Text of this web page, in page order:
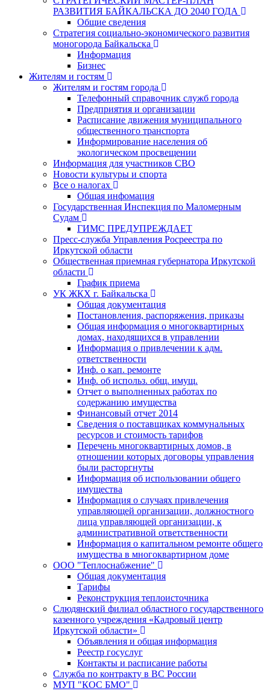
РАЗВИТИЯ БАЙКАЛЬСКА ДО 2040 ГОДА
Общие сведения
Стратегия социально-экономического развития
моногорода Байкальска
Информация
Бизнес
Жителям и гостям
Жителям и гостям города
Телефонный справочник служб города
Предприятия и организации
Расписание движения муниципального
общественного транспорта
Информирование населения об
экологическом просвещении
Информация для участников СВО
Новости культуры и спорта
Все о налогах
Общая инфомация
Государственная Инспекция по Маломерным
Судам
ГИМС ПРЕДУПРЕЖДАЕТ
Пресс-служба Управления Росреестра по
Иркутской области
Общественная приемная губернатора Иркутской
области
График приема
УК ЖКХ г. Байкальска
Общая документация
Постановления, распоряжения, приказы
Общая информация о многоквартирных
домах, находящихся в управлении
Информация о привлечении к адм.
ответственности
Инф. о кап. ремонте
Инф. об использ. общ. имущ.
Отчет о выполненных работах по
содержанию имущества
Финансовый отчет 2014
Сведения о поставщиках коммунальных
ресурсов и стоимость тарифов
Перечень многоквартирных домов, в
отношении которых договоры управления
были расторгнуты
Информация об использовании общего
имущества
Информация о случаях привлечения
управляющей организации, должностного
лица управляющей организации, к
административной ответственности
Информация о капитальном ремонте общего
имущества в многоквартирном доме
ООО "Теплоснабжение"
Общая документация
Тарифы
Реконструкция теплоисточника
Слюдянский филиал областного государственного
казенного учреждения «Кадровый центр
Иркутской области»
Объявления и общая информация
Реестр госуслуг
Контакты и расписание работы
Служба по контракту в ВС России
МУП "КОС БМО"